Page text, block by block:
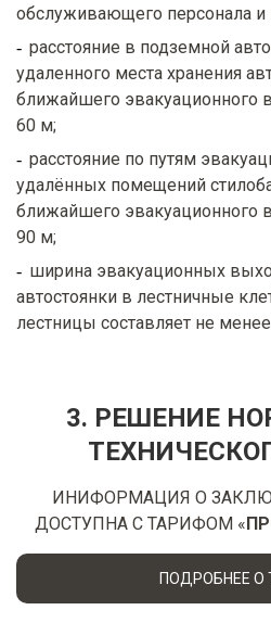
обслуживающего персонала и
расстояние в подземной
удаленного места хранения
ближайшего эвакуационного
60 м;
расстояние по путям
удалённых помещений
ближайшего эвакуационного
90 м;
ширина эвакуационных
автостоянки в лестничные
лестницы составляет не
3. РЕШЕНИЕ
ИНИФОРМАЦИЯ О
ДОСТУПНА С ТАРИФОМ «
ПОДРОБНЕЕ О